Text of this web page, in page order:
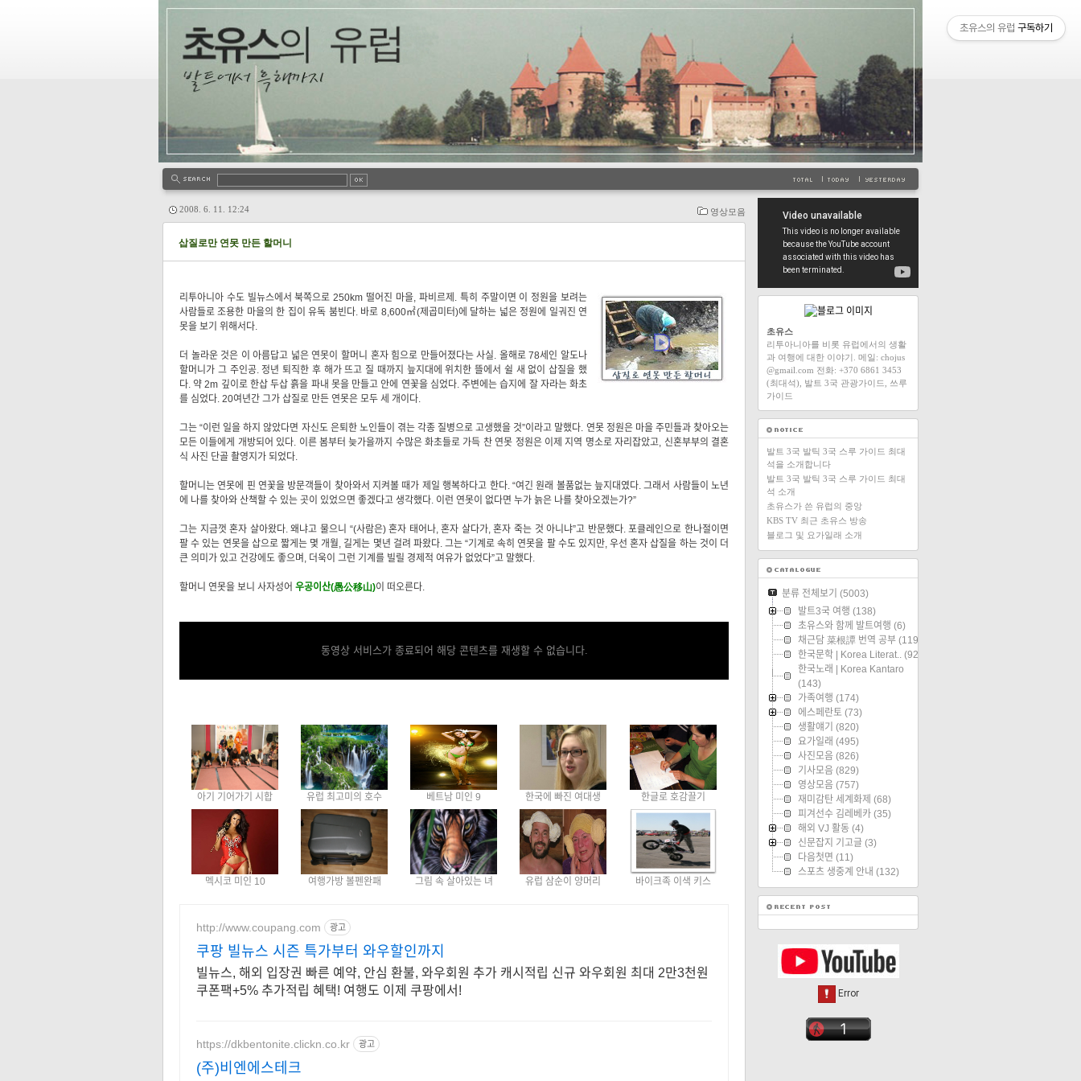
영상모음
2008. 6. 11. 12:24
삽질로만 연못 만든 할머니
리투아니아 수도 빌뉴스에서 북쪽으로 250km 떨어진 마을, 파비르제. 특히 주말이면 이 정원을 보려는
사람들로 조용한 마을의 한 집이 유독 붐빈다. 바로 8,600㎡(제곱미터)에 달하는 넓은 정원에 일궈진 연
못을 보기 위해서다.
더 놀라운 것은 이 아름답고 넓은 연못이 할머니 혼자 힘으로 만들어졌다는 사실. 올해로 78세인 알도나
할머니가 그 주인공. 정년 퇴직한 후 해가 뜨고 질 때까지 늪지대에 위치한 뜰에서 쉴 새 없이 삽질을 했
다. 약 2m 깊이로 한삽 두삽 흙을 파내 못을 만들고 안에 연꽃을 심었다. 주변에는 습지에 잘 자라는 화초
를 심었다. 20여년간 그가 삽질로 만든 연못은 모두 세 개이다.
그는 “이런 일을 하지 않았다면 자신도 은퇴한 노인들이 겪는 각종 질병으로 고생했을 것”이라고 말했다. 연못 정원은 마을 주민들과 찾아오는
모든 이들에게 개방되어 있다. 이른 봄부터 늦가을까지 수많은 화초들로 가득 찬 연못 정원은 이제 지역 명소로 자리잡았고, 신혼부부의 결혼
식 사진 단골 촬영지가 되었다.
할머니는 연못에 핀 연꽃을 방문객들이 찾아와서 지켜볼 때가 제일 행복하다고 한다. “여긴 원래 볼품없는 늪지대였다. 그래서 사람들이 노년
에 나를 찾아와 산책할 수 있는 곳이 있었으면 좋겠다고 생각했다. 이런 연못이 없다면 누가 늙은 나를 찾아오겠는가?”
그는 지금껏 혼자 살아왔다. 왜냐고 물으니 “(사람은) 혼자 태어나, 혼자 살다가, 혼자 죽는 것 아니냐”고 반문했다. 포클레인으로 한나절이면
팔 수 있는 연못을 삽으로 짧게는 몇 개월, 길게는 몇년 걸려 파왔다. 그는 “기계로 속히 연못을 팔 수도 있지만, 우선 혼자 삽질을 하는 것이 더
큰 의미가 있고 건강에도 좋으며, 더욱이 그런 기계를 빌릴 경제적 여유가 없었다”고 말했다.
할머니 연못을 보니 사자성어 우공이산(愚公移山)이 떠오른다.
동영상 서비스가 종료되어 해당 콘텐츠를 재생할 수 없습니다.
아기 기어가기 시합 유럽 최고미의 호수 베트남 미인 9 한국에 빠진 여대생 한글로 호감끌기
멕시코 미인 10 여행가방 볼펜완패 그림 속 살아있는 녀 유럽 삼순이 양머리 바이크족 이색 키스
http://www.coupang.com 광고
쿠팡 빌뉴스 시즌 특가부터 와우할인까지
빌뉴스, 해외 입장권 빠른 예약, 안심 환불, 와우회원 추가 캐시적립 신규 와우회원 최대 2만3천원
쿠폰팩+5% 추가적립 혜택! 여행도 이제 쿠팡에서!
https://dkbentonite.clickn.co.kr 광고
(주)비엔에스테크
초유스
리투아니아를 비롯 유럽에서의 생활
과 여행에 대한 이야기. 메일: chojus
@gmail.com 전화: +370 6861 3453
(최대석), 발트 3국 관광가이드, 쓰루
가이드
발트 3국 발틱 3국 스루 가이드 최대
석을 소개합니다
발트 3국 발틱 3국 스루 가이드 최대
석 소개
초유스가 쓴 유럽의 중앙
KBS TV 최근 초유스 방송
블로그 및 요가일래 소개
분류 전체보기 (5003)
발트3국 여행 (138)
초유스와 함께 발트여행 (6)
채근담 菜根譚 번역 공부 (119)
한국문학 | Korea Literat.. (92)
한국노래 | Korea Kantaro
(143)
가족여행 (174)
에스페란토 (73)
생활얘기 (820)
요가일래 (495)
사진모음 (826)
기사모음 (829)
영상모음 (757)
재미감탄 세계화제 (68)
피겨선수 김레베카 (35)
해외 VJ 활동 (4)
신문잡지 기고글 (3)
다음첫면 (11)
스포츠 생중계 안내 (132)
초유스의 유럽 구독하기